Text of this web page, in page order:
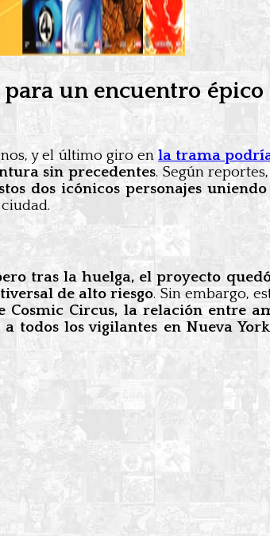
un encuentro
y el último giro enla trama
sin precedentes. Según
dos icónicos personajes
tras la huelga, el proyecto
de alto riesgo. Sin embargo,
Cosmic Circus, la relación entre
todos los vigilantes en Nueva York